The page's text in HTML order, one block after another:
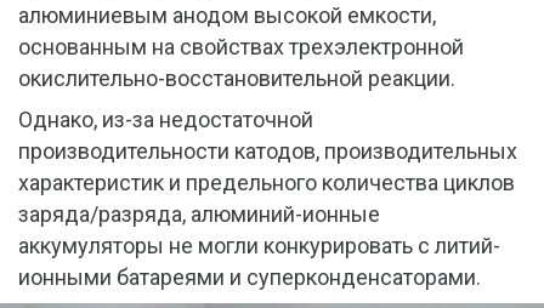
алюминиевым анодом высокой емкости,
основанным на свойствах трехэлектронной
окислительно-восстановительной реакции.
Однако, из-за недостаточной
производительности катодов, производительных
характеристик и предельного количества циклов
заряда/разряда, алюминий-ионные
аккумуляторы не могли конкурировать с литий-
ионными батареями и суперконденсаторами.